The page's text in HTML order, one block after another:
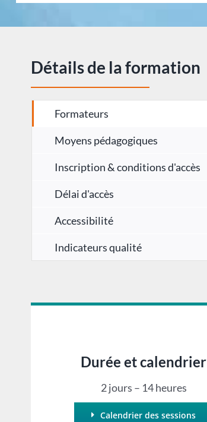
Détails de la formation
Formateurs
Moyens pédagogiques
Inscription & conditions d'accès
Délai d'accès
Accessibilité
Indicateurs qualité
Durée et calendrier
2 jours – 14 heures
Calendrier des sessions